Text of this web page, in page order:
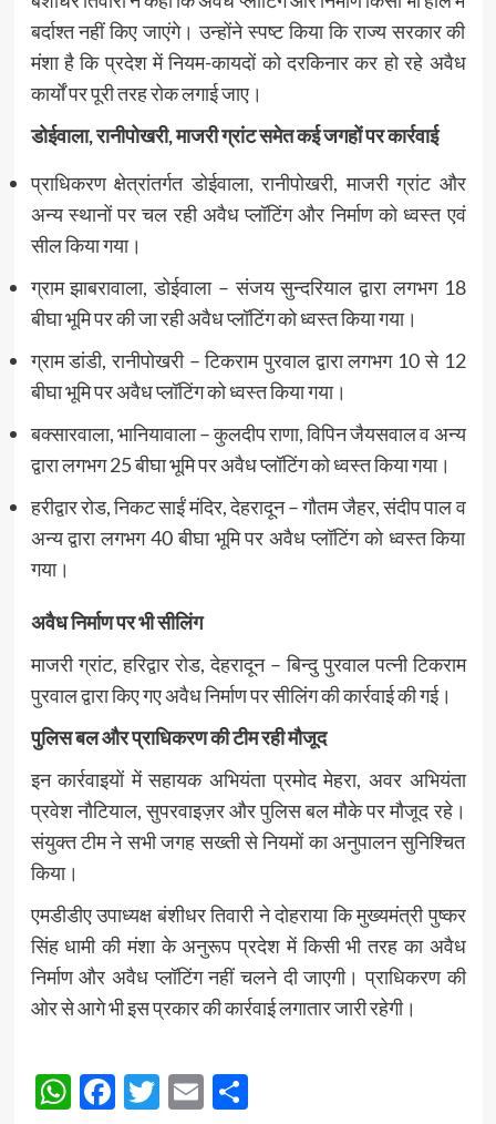
बर्दाश्त नहीं किए जाएंगे। उन्होंने स्पष्ट किया कि राज्य सरकार की
मंशा है कि प्रदेश में नियम-कायदों को दरकिनार कर हो रहे अवैध
कार्यों पर पूरी तरह रोक लगाई जाए।
डोईवाला, रानीपोखरी, माजरी ग्रांट समेत कई जगहों पर कार्रवाई
प्राधिकरण क्षेत्रांतर्गत डोईवाला, रानीपोखरी, माजरी ग्रांट और
अन्य स्थानों पर चल रही अवैध प्लॉटिंग और निर्माण को ध्वस्त एवं
सील किया गया।
ग्राम झाबरावाला, डोईवाला – संजय सुन्दरियाल द्वारा लगभग 18
बीघा भूमि पर की जा रही अवैध प्लॉटिंग को ध्वस्त किया गया।
ग्राम डांडी, रानीपोखरी – टिकराम पुरवाल द्वारा लगभग 10 से 12
बीघा भूमि पर अवैध प्लॉटिंग को ध्वस्त किया गया।
बक्सारवाला, भानियावाला – कुलदीप राणा, विपिन जैयसवाल व अन्य
द्वारा लगभग 25 बीघा भूमि पर अवैध प्लॉटिंग को ध्वस्त किया गया।
हरीद्वार रोड, निकट साईं मंदिर, देहरादून – गौतम जैहर, संदीप पाल व
अन्य द्वारा लगभग 40 बीघा भूमि पर अवैध प्लॉटिंग को ध्वस्त किया
गया।
अवैध निर्माण पर भी सीलिंग
माजरी ग्रांट, हरिद्वार रोड, देहरादून – बिन्दु पुरवाल पत्नी टिकराम
पुरवाल द्वारा किए गए अवैध निर्माण पर सीलिंग की कार्रवाई की गई।
पुलिस बल और प्राधिकरण की टीम रही मौजूद
इन कार्रवाइयों में सहायक अभियंता प्रमोद मेहरा, अवर अभियंता
प्रवेश नौटियाल, सुपरवाइज़र और पुलिस बल मौके पर मौजूद रहे।
संयुक्त टीम ने सभी जगह सख्ती से नियमों का अनुपालन सुनिश्चित
किया।
एमडीडीए उपाध्यक्ष बंशीधर तिवारी ने दोहराया कि मुख्यमंत्री पुष्कर
सिंह धामी की मंशा के अनुरूप प्रदेश में किसी भी तरह का अवैध
निर्माण और अवैध प्लॉटिंग नहीं चलने दी जाएगी। प्राधिकरण की
ओर से आगे भी इस प्रकार की कार्रवाई लगातार जारी रहेगी।
Post
navigation
WhatsApp
Facebook
Twitter
EmailShare